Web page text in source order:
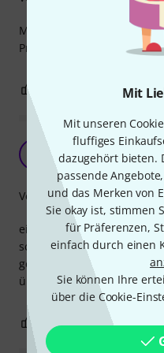
Mit
Mit unseren
fluffiges
dazugehört bieten.
passende
und das Merken von
Sie okay ist, stimmen
für Präferenzen,
einfach durch einen
Sie können Ihre
über die Cookie-
Man bekommt das wofür
Preis stimmt!
gut aber
vauban
einziger Nachteil: es gibt
schwarzem Innenleben.
gezogen werden und
überflüssig
Verarbeitung
1